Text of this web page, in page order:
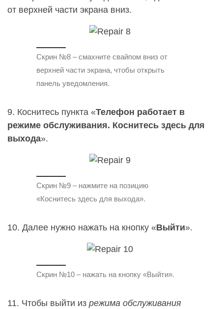
от верхней части экрана вниз.
Скрин №8 – смахните свайпом вниз от
верхней части экрана, чтобы открыть
панель уведомления.
9. Коснитесь пункта «Телефон работает в
режиме обслуживания. Коснитесь здесь для
выхода».
Скрин №9 – нажмите на позицию
«Коснитесь здесь для выхода».
10. Далее нужно нажать на кнопку «Выйти».
Скрин №10 – нажать на кнопку «Выйти».
11. Чтобы выйти из режима обслуживания